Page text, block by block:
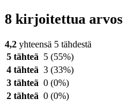
8 kirjoitettua
4,2 yhteensä 5 tähdestä
5 tähteä 5 (55%)
4 tähteä 3 (33%)
3 tähteä 0 (0%)
2 tähteä 0 (0%)